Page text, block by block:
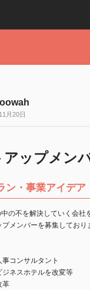
月20日
ップメン
ン・事業アイデア
の不を解決していく会社
メンバーを募集しており
コンサルタント
ジネスホテルを改変等
革